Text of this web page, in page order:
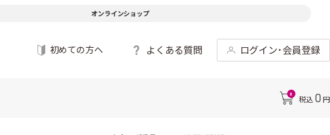
オンラインショップ
初めての方へ よくある質問 ログイン･会員登録
0
税込 0 円